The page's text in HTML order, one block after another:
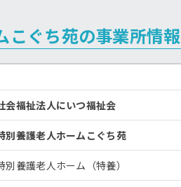
こぐち苑の事業所情報
会福祉法人にいつ福祉会
別養護老人ホームこぐち苑
別養護老人ホーム（特養）